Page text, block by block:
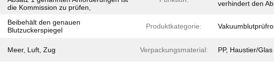
die Kommission zu prüfen,
verhindert den
Beibehält den genauen
Blutzuckerspiegel
Produktkategorie:
Meer, Luft, Zug Verpackungsmaterial: PP, Haustier/Glas